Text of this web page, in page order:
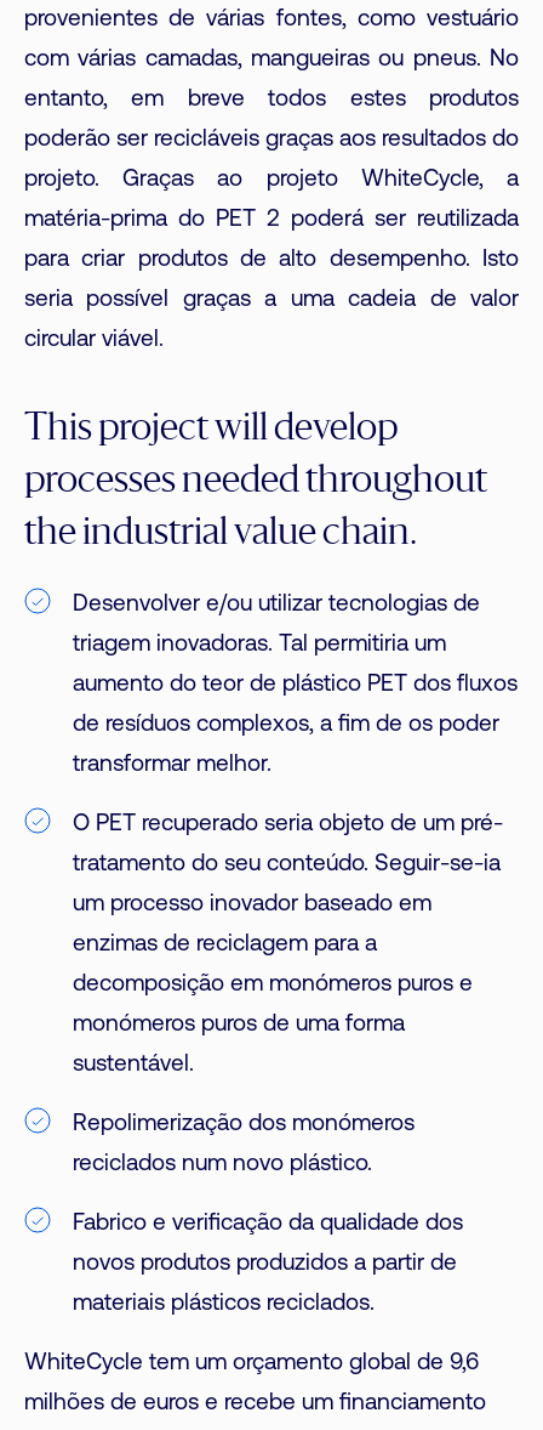
provenientes de várias fontes, como vestuário
com várias camadas, mangueiras ou pneus. No
entanto, em breve todos estes produtos
poderão ser recicláveis graças aos resultados do
projeto. Graças ao projeto WhiteCycle, a
matéria-prima do PET 2 poderá ser reutilizada
para criar produtos de alto desempenho. Isto
seria possível graças a uma cadeia de valor
circular viável.
This project will develop
processes needed throughout
the industrial value chain.
Desenvolver e/ou utilizar tecnologias de
triagem inovadoras. Tal permitiria um
aumento do teor de plástico PET dos fluxos
de resíduos complexos, a fim de os poder
transformar melhor.
O PET recuperado seria objeto de um pré-
tratamento do seu conteúdo. Seguir-se-ia
um processo inovador baseado em
enzimas de reciclagem para a
decomposição em monómeros puros e
monómeros puros de uma forma
sustentável.
Repolimerização dos monómeros
reciclados num novo plástico.
Fabrico e verificação da qualidade dos
novos produtos produzidos a partir de
materiais plásticos reciclados.
WhiteCycle tem um orçamento global de 9,6
milhões de euros e recebe um financiamento